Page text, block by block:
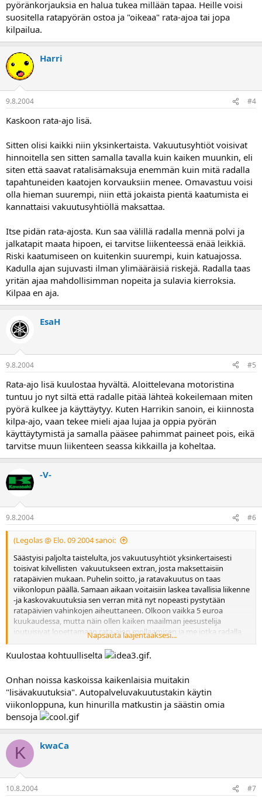
pyöränkorjauksia en halua tukea millään tapaa. Heille voisi
suositella ratapyörän ostoa ja "oikeaa" rata-ajoa tai jopa
kilpailua.
Harri
9.8.2004 #4
Kaskoon rata-ajo lisä.
Sitten olisi kaikki niin yksinkertaista. Vakuutusyhtiöt voisivat
hinnoitella sen sitten samalla tavalla kuin kaiken muunkin, eli
siten että saavat ratalisämaksuja enemmän kuin mitä radalla
tapahtuneiden kaatojen korvauksiin menee. Omavastuu voisi
olla hieman suurempi, niin että jokaista pientä kaatumista ei
kannattaisi vakuutusyhtiöllä maksattaa.
Itse pidän rata-ajosta. Kun saa välillä radalla mennä polvi ja
jalkatapit maata hipoen, ei tarvitse liikenteessä enää leikkiä.
Riski kaatumiseen on kuitenkin suurempi, kuin katuajossa.
Kadulla ajan sujuvasti ilman ylimääräisiä riskejä. Radalla taas
yritän ajaa mahdollisimman nopeita ja sulavia kierroksia.
Kilpaa en aja.
EsaH
9.8.2004 #5
Rata-ajo lisä kuulostaa hyvältä. Aloittelevana motoristina
tuntuu jo nyt siltä että radalle pitää lähteä kokeilemaan miten
pyörä kulkee ja käyttäytyy. Kuten Harrikin sanoin, ei kiinnosta
kilpa-ajo, vaan tekee mieli ajaa lujaa ja oppia pyörän
käyttäytymistä ja samalla pääsee pahimmat paineet pois, eikä
tarvitse muun liikenteen seassa kikkailla ja koheltaa.
-V-
9.8.2004 #6
(Legolas @ Elo. 09 2004 sanoi:
Säästyisi paljolta taistelulta, jos vakuutusyhtiöt yksinkertaisesti
toisivat kilvellisten vakuutukseen extran, josta maksettaisiin
ratapäivien mukaan. Puhelin soitto, ja ratavakuutus on taas
viikonlopun päällä. Samaan aikaan voitaisiin laskea tavallisia liikenne
-ja kaskovakuutuksia sen verran mitä nyt nopeasti pystytään
ratapäivien vahinkojen aiheuttaneen. Olkoon vaikka 5 euroa
kuukaudessa, mutta näin ollen kaiken maailman jeesustelija
joutuisivat lopettamaan rata-ajon mollaamisen ja me jotka radalla
haluaisimme ajaa maksaisimme siitä ylimääräisen porkkanan
vakuutusyhtiölle, ja näin ollen nämä jotka kadulla haluavat ajaa
voisivat sanoa maksavansa, vain kadulla ajamisesta.
Napsauta laajentaaksesi...
Kuulostaa kohtuulliselta .
Onhan noissa kaskoissa kaikenlaisia muitakin
"lisävakuutuksia". Autopalveluvakuutustakin käytin
viikonloppuna, kun hinurilla matkustin ja säästin omia
bensoja
K kwaCa
10.8.2004 #7